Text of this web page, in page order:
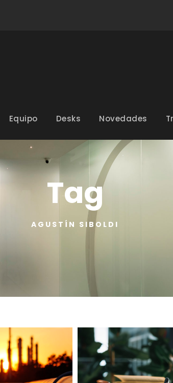
Equipo Desks Novedades
Tag
AGUSTÍN SIBOLDI